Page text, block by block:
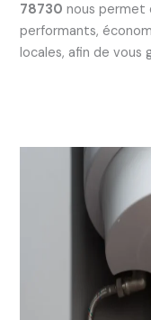
78730 nous permet
performants,
locales, afin de vous